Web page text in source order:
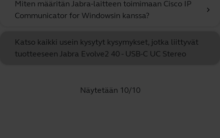
Miten määritän Jabra-laitteen toimimaan Cisco IP
Communicator for Windowsin kanssa?
chevron_right
Katso kaikki usein kysytyt kysymykset, jotka liittyvät
tuotteeseen Jabra Evolve2 40 - USB-C UC Stereo
Näytetään 10/10